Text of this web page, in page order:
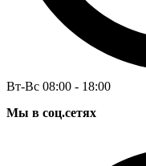
Вт-Вс 08:00 - 18:00
Мы в соц.сетях